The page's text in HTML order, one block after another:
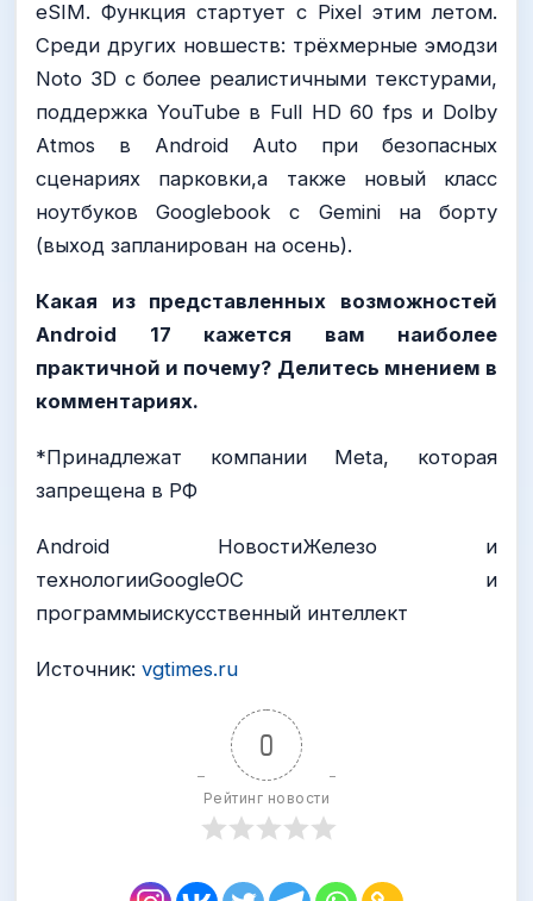
eSIM. Функция стартует с Pixel этим летом.
Среди других новшеств: трёхмерные эмодзи
Noto 3D с более реалистичными текстурами,
поддержка YouTube в Full HD 60 fps и Dolby
Atmos в Android Auto при безопасных
сценариях парковки,а также новый класс
ноутбуков Googlebook с Gemini на борту
(выход запланирован на осень).
Какая из представленных возможностей
Android 17 кажется вам наиболее
практичной и почему? Делитесь мнением в
комментариях.
*Принадлежат компании Meta, которая
запрещена в РФ
Android НовостиЖелезо и
технологииGoogleОС и
программыискусственный интеллект
Источник: vgtimes.ru
0
Рейтинг новости